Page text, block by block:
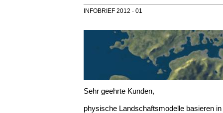
INFOBRIEF 2012 - 01
Sehr geehrte Kunden,
physische Landschaftsmodelle basieren